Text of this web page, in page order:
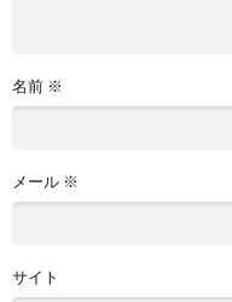
名前 ※
メール ※
サイト